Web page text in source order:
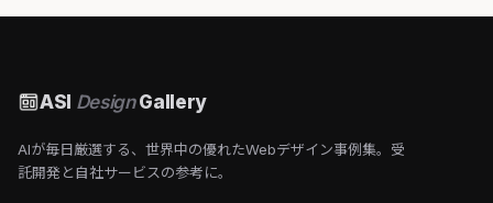
ASI DesignGallery
AIが毎日厳選する、世界中の優れたWebデザイン事例集。受
託開発と自社サービスの参考に。